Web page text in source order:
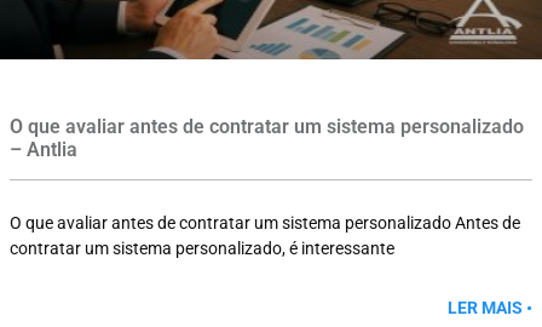
O que avaliar antes de contratar um sistema personalizado
– Antlia
O que avaliar antes de contratar um sistema personalizado Antes de
contratar um sistema personalizado, é interessante
LER MAIS •